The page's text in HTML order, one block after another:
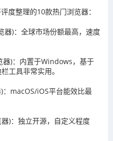
度整理的10款热门浏览器：
)：全球市场份额最高，速度
)：内置于Windows，基于
工具非常实用。
macOS/iOS平台能效比最
)：独立开源，自定义程度